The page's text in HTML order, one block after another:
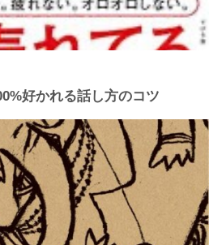
好かれる話し方のコツ